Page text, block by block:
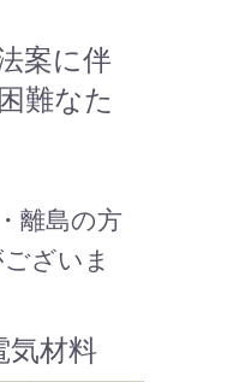
案に伴
難なた
離島の方
ざいま
材料